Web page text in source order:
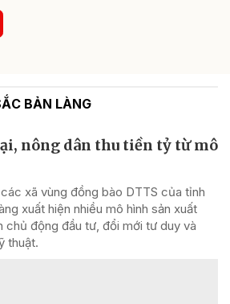
BẢN LÀNG
nông dân thu tiền tỷ từ mô
xã vùng đồng bào DTTS của tỉnh
xuất hiện nhiều mô hình sản xuất
chủ động đầu tư, đổi mới tư duy và
thuật.